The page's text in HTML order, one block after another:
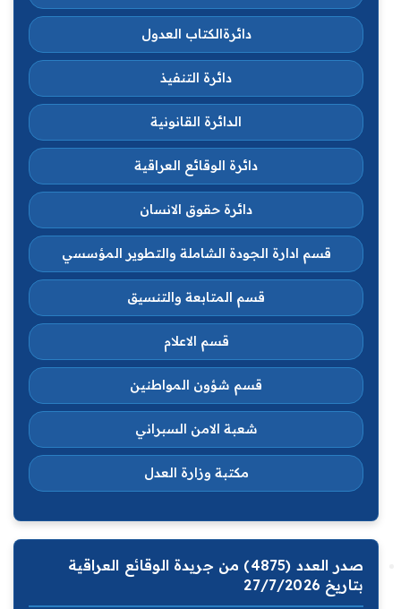
دائرةالكتاب العدول
دائرة التنفيذ
الدائرة القانونية
دائرة الوقائع العراقية
دائرة حقوق الانسان
قسم ادارة الجودة الشاملة والتطوير المؤسسي
قسم المتابعة والتنسيق
قسم الاعلام
قسم شؤون المواطنين
شعبة الامن السبراني
مكتبة وزارة العدل
صدر العدد (4875) من جريدة الوقائع العراقية
بتاريخ 27/7/2026